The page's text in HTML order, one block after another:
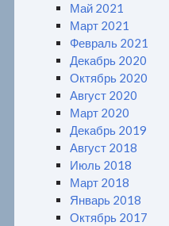
Май 2021
Март 2021
Февраль 2021
Декабрь 2020
Октябрь 2020
Август 2020
Март 2020
Декабрь 2019
Август 2018
Июль 2018
Март 2018
Январь 2018
Октябрь 2017